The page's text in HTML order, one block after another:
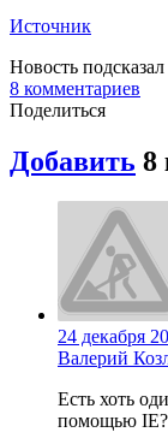
Источник
Новость подсказал
8 комментариев
Поделиться
Добавить 8
24 декабря
Валерий
Есть хоть
помощью